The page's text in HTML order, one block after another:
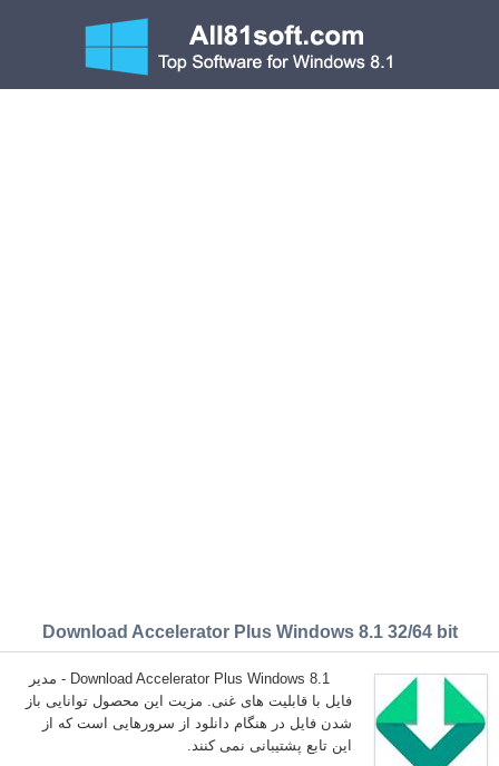
Download Accelerator Plus Windows 8.1 32/64 bit
Download Accelerator Plus Windows 8.1 - مدیر
فایل با قابلیت های غنی. مزیت این محصول توانایی باز
شدن فایل در هنگام دانلود از سرورهایی است که از
این تابع پشتیبانی نمی کنند.